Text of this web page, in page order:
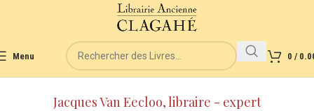
Menu 0 /
Jacques Van Eecloo, libraire - expert